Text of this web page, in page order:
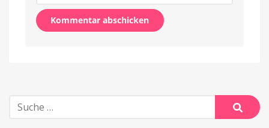
Suche
nach:
Suche